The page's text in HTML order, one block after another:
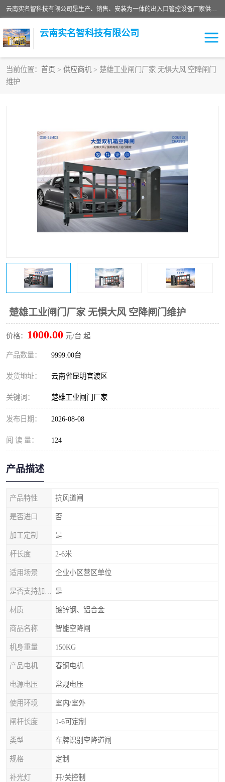
云南实名智科技有限公司是生产、销售、安装为一体的出入口管控设备厂家供应商。主营:电动伸缩门、道闸、广告道闸、重型空降闸、车牌识别、门禁通道、升降柱、岗亭、旗杆等智能设备。主营产品: 电动伸缩门,道闸门禁,车牌识别 生产、销售、安装为一体的出入口管控设备厂家源头供应商。
云南实名智科技有限公司
当前位置： 首页 > 供应商机 > 楚雄工业闸门厂家 无惧大风 空降闸门
维护
楚雄工业闸门厂家 无惧大风 空降闸门维护
价格： 1000.00 元/台 起
产品数量： 9999.00台
发货地址： 云南省昆明官渡区
关键词： 楚雄工业闸门厂家
发布日期： 2026-08-08
阅 读 量： 124
产品描述
产品特性 抗风道闸
是否进口 否
加工定制 是
杆长度 2-6米
适用场景 企业小区营区单位
是
材质 镀锌钢、铝合金
商品名称 智能空降闸
机身重量 150KG
产品电机 春铜电机
电源电压 常规电压
使用环境 室内/室外
闸杆长度 1-6可定制
类型 车牌识别空降道闸
规格 定制
补光灯 开/关控制
车牌识别门系列
升降门系列 通道闸系列
小门系列 伸缩门